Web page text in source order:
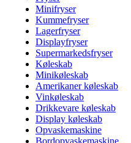
Minifryser
Kummefryser
Lagerfryser
Displayfryser
Supermarkedsfryser
Køleskab
Minikøleskab
Amerikaner køleskab
Vinkøleskab
Drikkevare køleskab
Display køleskab
Opvaskemaskine
Bordopvaskemaskine